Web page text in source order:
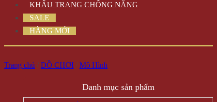
KHẨU TRANG CHỐNG NẮNG
SALE
HÀNG MỚI
Trang chủ / ĐỒ CHƠI / Mô Hình
Danh mục sản phẩm